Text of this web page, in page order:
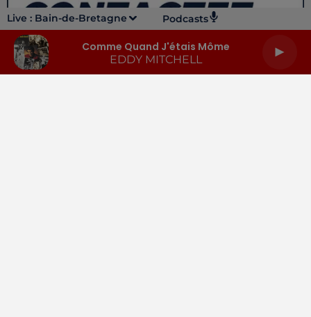
Live : Bain-de-Bretagne Podcasts
Comme Quand J'étais Môme
EDDY MITCHELL